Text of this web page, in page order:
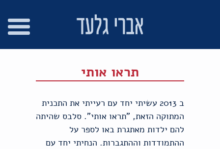
תראו אותי
ב 2013 עשיתי יחד עם רעייתי את התכנית
המתוקה הזאת, "תראו אותי". סלבס שהיתה
להם ילדות מאתגרת באו לספר על
ההתמודדות וההתגברות. הנחיתי יחד עם